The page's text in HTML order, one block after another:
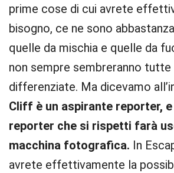
prime cose di cui avrete
bisogno, ce ne sono
quelle da mischia e quelle da
non sempre sembreranno
differenziate. Ma dicevamo
Cliff è un aspirante reporter,
reporter che si rispetti farà
macchina fotografica. In
avrete effettivamente la